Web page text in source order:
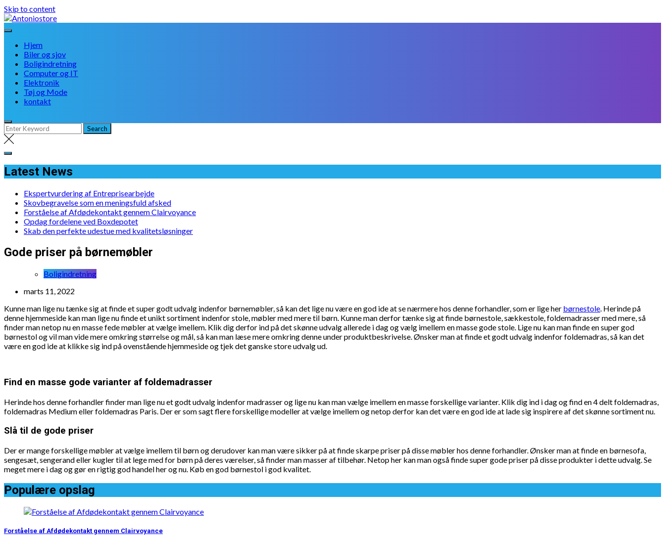
Skip to content
Hjem
Biler og sjov
Boligindretning
Computer og IT
Elektronik
Tøj og Mode
kontakt
Latest News
Ekspertvurdering af Entreprisearbejde
Skovbegravelse som en meningsfuld afsked
Forståelse af Afdødekontakt gennem Clairvoyance
Opdag fordelene ved Boxdepotet
Skab den perfekte udestue med kvalitetsløsninger
Gode priser på børnemøbler
Boligindretning
marts 11, 2022
Kunne man lige nu tænke sig at finde et super godt udvalg indenfor børnemøbler, så kan det lige nu være en god ide at se nærmere hos denne forhandler, som er lige her børnestole . Herinde på
denne hjemmeside kan man lige nu finde et unikt sortiment indenfor stole, møbler med mere til børn. Kunne man derfor tænke sig at finde børnestole, sækkestole, foldemadrasser med mere, så
finder man netop nu en masse fede møbler at vælge imellem. Klik dig derfor ind på det skønne udvalg allerede i dag og vælg imellem en masse gode stole. Lige nu kan man finde en super god
børnestol og vil man vide mere omkring størrelse og mål, så kan man læse mere omkring denne under produktbeskrivelse. Ønsker man at finde et godt udvalg indenfor foldemadras, så kan det
være en god ide at klikke sig ind på ovenstående hjemmeside og tjek det ganske store udvalg ud.
Find en masse gode varianter af foldemadrasser
Herinde hos denne forhandler finder man lige nu et godt udvalg indenfor madrasser og lige nu kan man vælge imellem en masse forskellige varianter. Klik dig ind i dag og find en 4 delt foldemadras,
foldemadras Medium eller foldemadras Paris. Der er som sagt flere forskellige modeller at vælge imellem og netop derfor kan det være en god ide at lade sig inspirere af det skønne sortiment nu.
Slå til de gode priser
Der er mange forskellige møbler at vælge imellem til børn og derudover kan man være sikker på at finde skarpe priser på disse møbler hos denne forhandler. Ønsker man at finde en børnesofa,
sengesæt, sengerand eller kugler til at lege med for børn på deres værelser, så finder man masser af tilbehør. Netop her kan man også finde super gode priser på disse produkter i dette udvalg. Se
meget mere i dag og gør en rigtig god handel her og nu. Køb en god børnestol i god kvalitet.
Populære opslag
Forståelse af Afdødekontakt gennem Clairvoyance